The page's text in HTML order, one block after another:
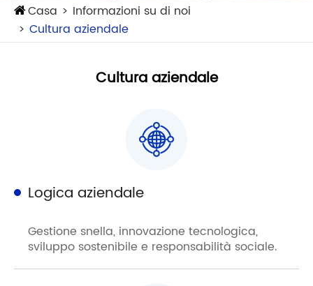
Casa
Informazioni su di noi
Cultura aziendale
Cultura aziendale
Logica aziendale
Gestione snella, innovazione tecnologica,
sviluppo sostenibile e responsabilità sociale.